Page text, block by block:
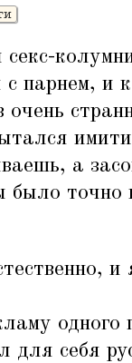
парнем, и
очень
а
было точно
и
одного
себя